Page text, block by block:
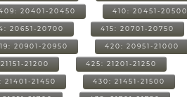
20401-20450 410: 20451-20500
20651-20700 415: 20701-20750
20901-20950 420: 20951-21000
21200 425: 21201-21250
21401-21450 430: 21451-21500